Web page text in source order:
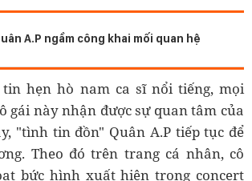
A.P ngầm công khai mối quan hệ
hẹn hò nam ca sĩ nổi tiếng, mọi
gái này nhận được sự quan tâm của
"tình tin đồn" Quân A.P tiếp tục để
Theo đó trên trang cá nhân, cô
bức hình xuất hiện trong concert